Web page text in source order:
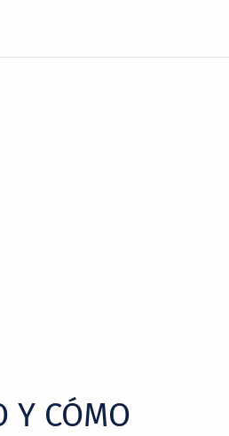
Y CÓMO